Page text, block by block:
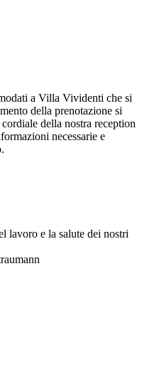
a Villa Vividenti che si
della prenotazione si
della nostra reception
necessarie e
lavoro e la salute dei nostri